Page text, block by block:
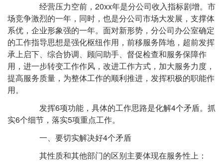
经营压力空前，20xx年是分公司收入指标剧增。市
场竞争激烈的一年，同时，也是分公司市场大发展，支撑体
系优，企业形象强的一年。面对新形势，分公司办公室确定
的工作指导思想是强化枢纽作用，前移服务阵地，超前发挥
承上启下、综合协调、顾问助手、督促检查和服务保障作
用，进一步转变工作作风，改进工作方式，加大服务力度，
提高服务质量，为整体工作的顺利推进，发挥积极的职能作
用。
发挥6项功能，具体的工作思路是化解4个矛盾。抓
实6个细节，落实5项重点工作。
一、要切实解决好4个矛盾
其性质和其他部门的区别主要体现在服务性上：